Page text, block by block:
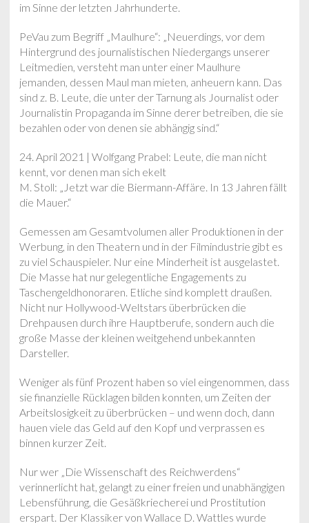
im Sinne der letzten Jahrhunderte.
PeVau zum Begriff „Maulhure“: „Neuerdings, vor dem
Hintergrund des journalistischen Niedergangs unserer
Leitmedien, versteht man unter einer Maulhure
jemanden, dessen Maul man mieten, anheuern kann. Das
sind z. B. Leute, die unter der Tarnung als Journalist oder
Journalistin Propaganda im Sinne derer betreiben, die sie
bezahlen oder von denen sie abhängig sind.“
24. April 2021 | Wolfgang Prabel: Leute, die man nicht
kennt, vor denen man sich ekelt
M. Stoll: „Jetzt war die Biermann-Affäre. In 13 Jahren fällt
die Mauer.“
Gemessen am Gesamtvolumen aller Produktionen in der
Werbung, in den Theatern und in der Filmindustrie gibt es
zu viel Schauspieler. Nur eine Minderheit ist ausgelastet.
Die Masse hat nur gelegentliche Engagements zu
Taschengeldhonoraren. Etliche sind komplett draußen.
Nicht nur Hollywood-Weltstars überbrücken die
Drehpausen durch ihre Hauptberufe, sondern auch die
große Masse der kleinen weitgehend unbekannten
Darsteller.
Weniger als fünf Prozent haben so viel eingenommen, dass
sie finanzielle Rücklagen bilden konnten, um Zeiten der
Arbeitslosigkeit zu überbrücken – und wenn doch, dann
hauen viele das Geld auf den Kopf und verprassen es
binnen kurzer Zeit.
Nur wer „Die Wissenschaft des Reichwerdens“
verinnerlicht hat, gelangt zu einer freien und unabhängigen
Lebensführung, die Gesäßkriecherei und Prostitution
erspart. Der Klassiker von Wallace D. Wattles wurde